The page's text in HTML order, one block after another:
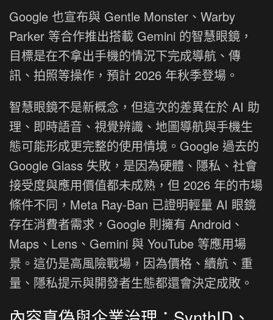
Google 也宣布與 Gentle Monster、Warby
Parker 等合作推出搭載 Gemini 的智慧眼鏡，
目標是在不拿出手機的情況下完成導航、傳
訊、拍照等操作，預計 2026 年秋季登場。
智慧眼鏡不是新概念，但這次的差異在於 AI 助
理、即時語音、視覺辨識、地圖導航與手機生
態可能形成更完整的使用情境。Google 過去的
Google Glass 失敗，是因為硬體、隱私、社會
接受度與應用價值都未成熟，但 2026 年的市場
條件不同，Meta Ray-Ban 已證明輕量 AI 眼鏡
存在消費者需求，Google 則擁有 Android、
Maps、Lens、Gemini 與 YouTube 等應用場
景。這仍是高風險戰場，因為價格、續航、重
量、隱私提示與開發者生態都還會決定成敗。